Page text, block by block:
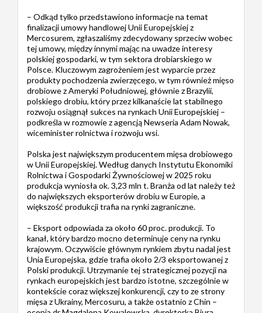
– Odkąd tylko przedstawiono informacje na temat
finalizacji umowy handlowej Unii Europejskiej z
Mercosurem, zgłaszaliśmy zdecydowany sprzeciw wobec
tej umowy, między innymi mając na uwadze interesy
polskiej gospodarki, w tym sektora drobiarskiego w
Polsce. Kluczowym zagrożeniem jest wyparcie przez
produkty pochodzenia zwierzęcego, w tym również mięso
drobiowe z Ameryki Południowej, głównie z Brazylii,
polskiego drobiu, który przez kilkanaście lat stabilnego
rozwoju osiągnął sukces na rynkach Unii Europejskiej –
podkreśla w rozmowie z agencją Newseria Adam Nowak,
wiceminister rolnictwa i rozwoju wsi.
Polska jest największym producentem mięsa drobiowego
w Unii Europejskiej. Według danych Instytutu Ekonomiki
Rolnictwa i Gospodarki Żywnościowej w 2025 roku
produkcja wyniosła ok. 3,23 mln t. Branża od lat należy też
do największych eksporterów drobiu w Europie, a
większość produkcji trafia na rynki zagraniczne.
– Eksport odpowiada za około 60 proc. produkcji. To
kanał, który bardzo mocno determinuje ceny na rynku
krajowym. Oczywiście głównym rynkiem zbytu nadal jest
Unia Europejska, gdzie trafia około 2/3 eksportowanej z
Polski produkcji. Utrzymanie tej strategicznej pozycji na
rynkach europejskich jest bardzo istotne, szczególnie w
kontekście coraz większej konkurencji, czy to ze strony
mięsa z Ukrainy, Mercosuru, a także ostatnio z Chin –